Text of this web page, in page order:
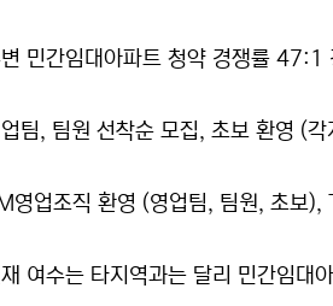
민간임대아파트 청약 경쟁률 47:1
팀, 팀원 선착순 모집, 초보 환영 (각
업조직 환영 (영업팀, 팀원, 초보),
여수는 타지역과는 달리 민간임대